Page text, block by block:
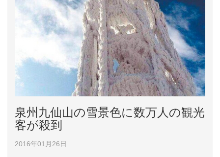
泉州九仙山の雪景色に数万人の観光
客が殺到
2016年01月26日